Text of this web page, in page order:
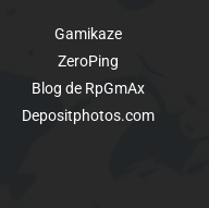
Gamikaze
ZeroPing
Blog de RpGmAx
Depositphotos.com